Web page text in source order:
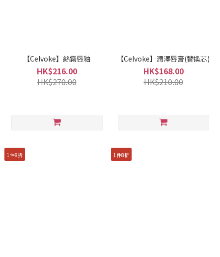
【Celvoke】絲霧唇釉
HK$216.00
HK$270.00
【Celvoke】潤澤唇膏(替換芯)
HK$168.00
HK$210.00
1件8折 1件8折